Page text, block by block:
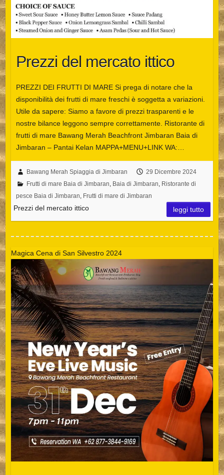
Prezzi del mercato ittico
PREZZI DEI FRUTTI DI MARE Si prega di notare che la
disponibilità dei frutti di mare freschi è soggetta a variazioni.
Utile da sapere: Siamo a favore di prezzi trasparenti e le
nostre bilance leggono sempre correttamente. Ristorante di
frutti di mare Bawang Merah Beachfront Jimbaran Baia di
Jimbaran – Pantai Kelan MAPPA+MENU+LINK WA:…
Bawang Merah Spiaggia di Jimbaran
29 Dicembre 2024
Frutti di mare Baia di Jimbaran Baia di Jimbaran Ristorante di
pesce Baia di Jimbaran Frutti di mare di Jimbaran
Prezzi del mercato ittico leggi tutto
Magica Cena di San Silvestro 2024